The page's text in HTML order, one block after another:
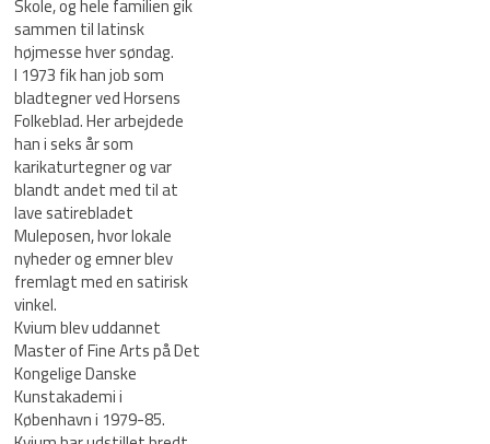
sammen til latinsk
højmesse hver søndag.
I 1973 fik han job som
bladtegner ved Horsens
Folkeblad. Her arbejdede
han i seks år som
karikaturtegner og var
blandt andet med til at
lave satirebladet
Muleposen, hvor lokale
nyheder og emner blev
fremlagt med en satirisk
vinkel.
Kvium blev uddannet
Master of Fine Arts på Det
Kongelige Danske
Kunstakademi i
København i 1979-85.